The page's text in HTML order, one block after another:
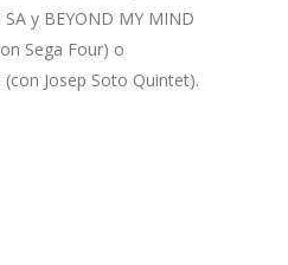
y BEYOND MY MIND
Sega Four) o
(con Josep Soto Quintet).